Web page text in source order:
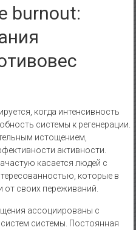
burnout:
когда интенсивность
системы к регенерации.
истощением,
активности.
касается людей с
которые в
от своих переживаний.
ассоциированы с
системы. Постоянная